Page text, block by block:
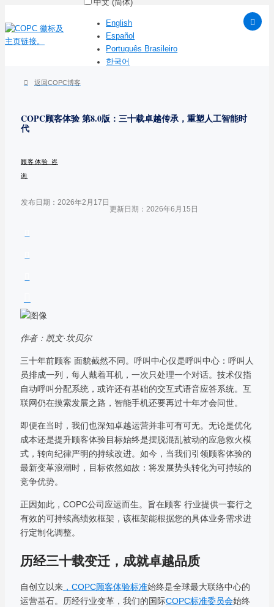
中文 (简体)
English
Español
Português Brasileiro
한국어
返回COPC博客
COPC顾客体验 第8.0版：三十载卓越传承，重塑人工智能时
代
顾客体验 咨
询
发布日期：2026年2月17日
更新日期：2026年6月15日
作者：凯文·坎贝尔
三十年前顾客 面貌截然不同。呼叫中心仅是呼叫中心：呼叫人
员排成一列，每人戴着耳机，一次只处理一个对话。技术仅指
自动呼叫分配系统，或许还有基础的交互式语音应答系统。互
联网仍在摸索发展之路，智能手机还要再过十年才会问世。
即便在当时，我们也深知卓越运营并非可有可无。无论是优化
成本还是提升顾客体验目标始终是摆脱混乱被动的应急救火模
式，转向纪律严明的持续改进。如今，当我们引领顾客体验的
最新变革浪潮时，目标依然如故：将发展势头转化为可持续的
竞争优势。
正因如此，COPC公司应运而生。旨在顾客 行业提供一套行之
有效的可持续高绩效框架，该框架能根据您的具体业务需求进
行定制化调整。
历经三十载变迁，成就卓越品质
自创立以来，COPC顾客体验标准始终是全球最大联络中心的
运营基石。历经行业变革，我们的国际COPC标准委员会始终